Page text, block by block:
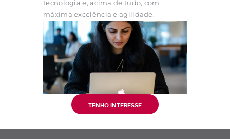
tecnologia e, acima de tudo, com
máxima excelência e agilidade.
TENHO INTERESSE